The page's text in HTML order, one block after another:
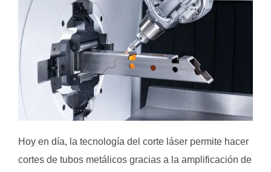
Hoy en día, la tecnología del corte láser permite hacer
cortes de tubos metálicos gracias a la amplificación de